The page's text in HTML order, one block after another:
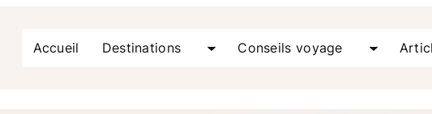
Accueil Destinations Conseils voyage